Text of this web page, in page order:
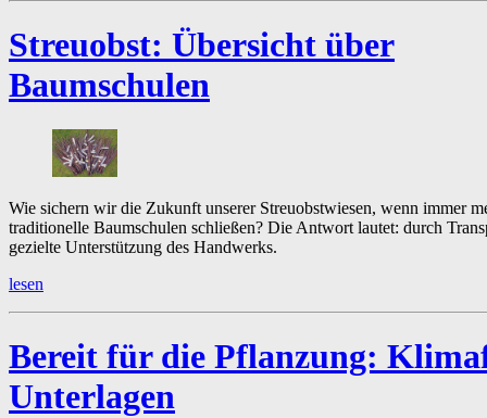
Streuobst: Übersicht über
Baumschulen
Wie sichern wir die Zukunft unserer Streuobstwiesen, wenn immer
traditionelle Baumschulen schließen? Die Antwort lautet: durch
gezielte Unterstützung des Handwerks.
lesen
Bereit für die Pflanzung:
Unterlagen